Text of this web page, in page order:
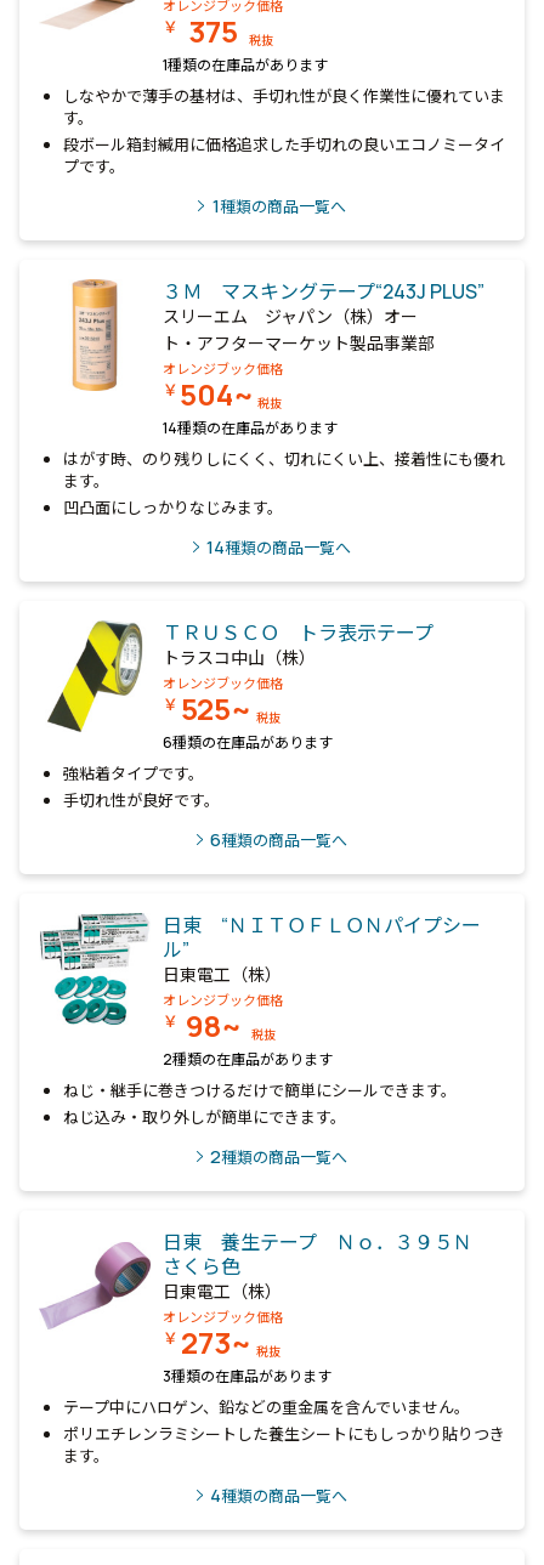
オレンジブック価格
￥ 375 税抜
1種類の在庫品があります
しなやかで薄手の基材は、手切れ性が良く作業性に優れていま
す。
段ボール箱封緘用に価格追求した手切れの良いエコノミータイ
プです。
1種類の商品一覧へ
３Ｍ マスキングテープ“243J PLUS”
スリーエム ジャパン（株）オー
ト・アフターマーケット製品事業部
オレンジブック価格
￥ 504~ 税抜
14種類の在庫品があります
はがす時、のり残りしにくく、切れにくい上、接着性にも優れ
ます。
凹凸面にしっかりなじみます。
14種類の商品一覧へ
ＴＲＵＳＣＯ トラ表示テープ
トラスコ中山（株）
オレンジブック価格
￥ 525~ 税抜
6種類の在庫品があります
強粘着タイプです。
手切れ性が良好です。
6種類の商品一覧へ
日東 “ＮＩＴＯＦＬＯＮパイプシー
ル”
日東電工（株）
オレンジブック価格
￥ 98~ 税抜
2種類の在庫品があります
ねじ・継手に巻きつけるだけで簡単にシールできます。
ねじ込み・取り外しが簡単にできます。
2種類の商品一覧へ
日東 養生テープ Ｎｏ．３９５Ｎ
さくら色
日東電工（株）
オレンジブック価格
￥ 273~ 税抜
3種類の在庫品があります
テープ中にハロゲン、鉛などの重金属を含んでいません。
ポリエチレンラミシートした養生シートにもしっかり貼りつき
ます。
4種類の商品一覧へ